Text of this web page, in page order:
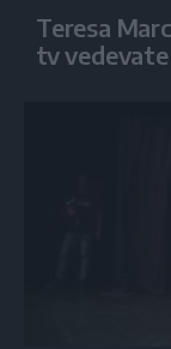
Teresa
tv